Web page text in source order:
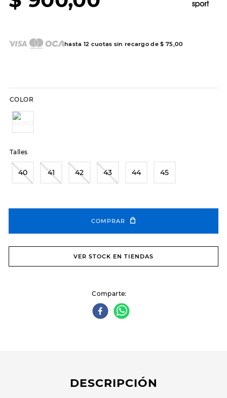
hasta 12 cuotas sin recargo de$ 75 00
COLOR
Talles
40 41 42 43 44 45
COMPRAR
VER STOCK EN TIENDAS
Comparte
DESCRIPCIÓN